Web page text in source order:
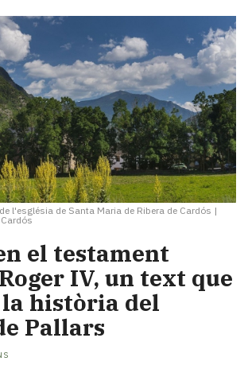
l'església de Santa Maria de Ribera de Cardós |
el testament
IV, un text que
història del
Pallars